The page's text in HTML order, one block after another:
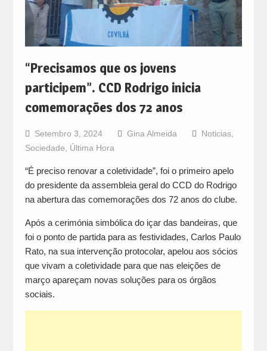
“Precisamos que os jovens
participem”. CCD Rodrigo inicia
comemorações dos 72 anos
Setembro 3, 2024 Gina Almeida Noticias,
Sociedade
Última Hora
“É preciso renovar a coletividade”, foi o primeiro apelo
do presidente da assembleia geral do CCD do Rodrigo
na abertura das comemorações dos 72 anos do clube.
Após a cerimónia simbólica do içar das bandeiras, que
foi o ponto de partida para as festividades, Carlos Paulo
Rato, na sua intervenção protocolar, apelou aos sócios
que vivam a coletividade para que nas eleições de
março apareçam novas soluções para os órgãos
sociais.